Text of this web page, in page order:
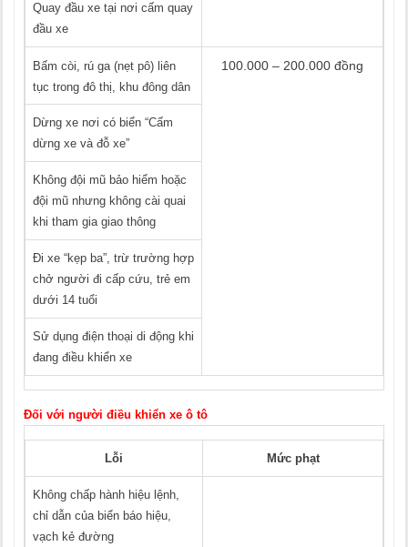
Quay đầu xe tại nơi cấm quay
đầu xe
Bấm còi, rú ga (nẹt pô) liên
tục trong đô thị, khu đông dân
100.000 – 200.000 đồng
Dừng xe nơi có biển “Cấm
dừng xe và đỗ xe”
Không đội mũ bảo hiểm hoặc
đội mũ nhưng không cài quai
khi tham gia giao thông
Đi xe “kẹp ba”, trừ trường hợp
chở người đi cấp cứu, trẻ em
dưới 14 tuổi
Sử dụng điện thoại di động khi
đang điều khiển xe
Đối với người điều khiển xe ô tô
Lỗi Mức phạt
Không chấp hành hiệu lệnh,
chỉ dẫn của biển báo hiệu,
vạch kẻ đường